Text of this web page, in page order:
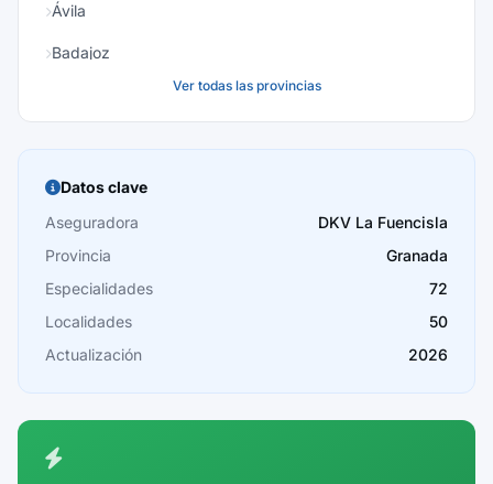
Ávila
Badajoz
Burgos
Cáceres
Cádiz
Cantabria
Castellón
Córdoba
Ver todas las provincias
Datos clave
Aseguradora
DKV La Fuencisla
Provincia
Granada
Especialidades
72
Localidades
50
Actualización
2026